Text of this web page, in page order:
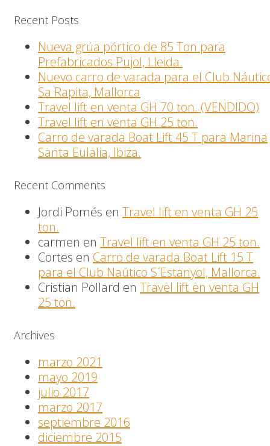
Recent Posts
Nueva grúa pórtico de 85 Ton para
Prefabricados Pujol, Lleida.
Nuevo carro de varada para el Club
Sa Rapita, Mallorca
Travel lift en venta GH 70 ton. (VENDIDO)
Travel lift en venta GH 25 ton.
Carro de varada Boat Lift 45 T para Marina
Santa Eulalia, Ibiza.
Recent Comments
Jordi Pomés en Travel lift en venta GH 25
ton.
carmen en Travel lift en venta GH 25 ton.
Cortes en Carro de varada Boat Lift 15 T
para el Club Naútico S´Estanyol, Mallorca.
Cristian Pollard en Travel lift en venta GH
25 ton.
Archives
marzo 2021
mayo 2019
julio 2017
marzo 2017
septiembre 2016
diciembre 2015